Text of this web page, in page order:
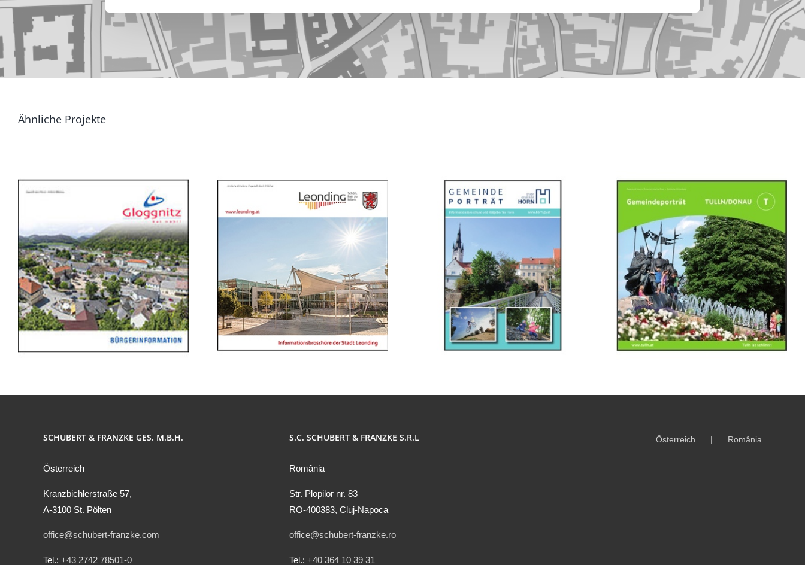
Ähnliche Projekte
SCHUBERT & FRANZKE GES. M.B.H.
Österreich
Kranzbichlerstraße 57,
A-3100 St. Pölten
office@schubert-franzke.com
Tel.: +43 2742 78501-0
S.C. SCHUBERT & FRANZKE S.R.L
România
Str. Plopilor nr. 83
RO-400383, Cluj-Napoca
office@schubert-franzke.ro
Tel.: +40 364 10 39 31
Österreich România